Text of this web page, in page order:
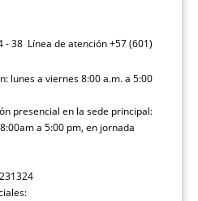
- 38 Línea de atención +57 (601)
lunes a viernes 8:00 a.m. a 5:00
presencial en la sede principal:
a 5:00 pm, en jornada